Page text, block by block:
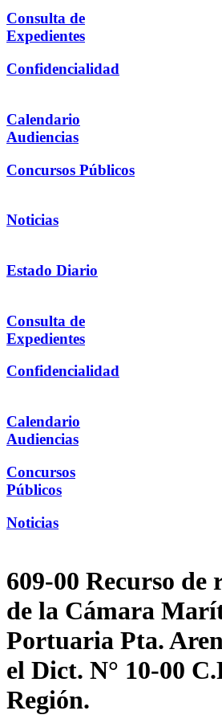
Consulta de
Expedientes
Confidencialidad
Calendario
Audiencias
Concursos Públicos
Noticias
Estado Diario
Consulta de
Expedientes
Confidencialidad
Calendario
Audiencias
Concursos
Públicos
Noticias
609-00 Recurso de
de la Cámara
Portuaria Pta.
el Dict. N° 10-00
Región.